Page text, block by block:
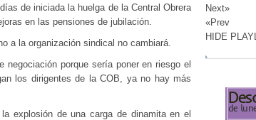
de iniciada la huelga de la Central Obrera
en las pensiones de jubilación.
a la organización sindical no cambiará.
porque sería poner en riesgo el
los dirigentes de la COB, ya no hay más
explosión de una carga de dinamita en el
Next»
«Prev
HIDE